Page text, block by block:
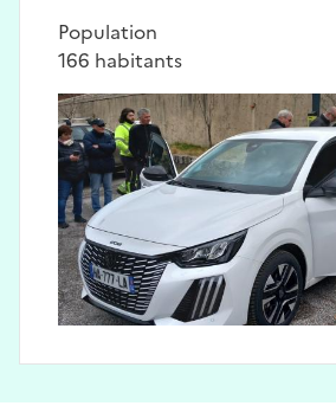
Population
166 habitants
Image